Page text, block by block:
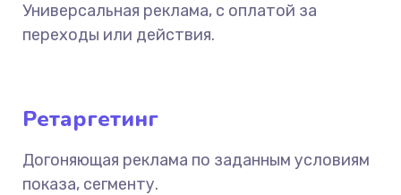
Универсальная реклама, с оплатой за
переходы или действия.
Ретаргетинг
Догоняющая реклама по заданным условиям
показа, сегменту.